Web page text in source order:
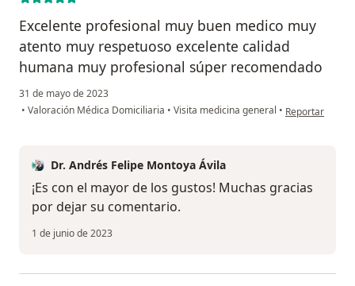
Excelente profesional muy buen medico muy
atento muy respetuoso excelente calidad
humana muy profesional súper recomendado
31 de mayo de 2023
• Valoración Médica Domiciliaria • Visita medicina general • en opinión del
Reportar
Dr. Andrés Felipe Montoya Ávila
¡Es con el mayor de los gustos! Muchas gracias
por dejar su comentario.
1 de junio de 2023